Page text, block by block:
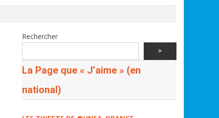
Rechercher
>
La Page que « J’aime » (en
national)